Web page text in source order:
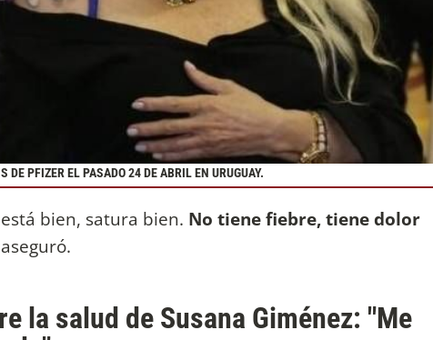
PFIZER EL PASADO 24 DE ABRIL EN URUGUAY.
bien, satura bien. No tiene fiebre, tiene dolor
la salud de Susana Giménez: "Me